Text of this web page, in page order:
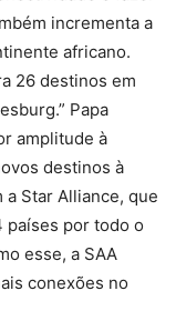
incrementa a
africano.
26 destinos em
Papa
amplitude à
destinos à
Star Alliance, que
países por todo o
esse, a SAA
conexões no